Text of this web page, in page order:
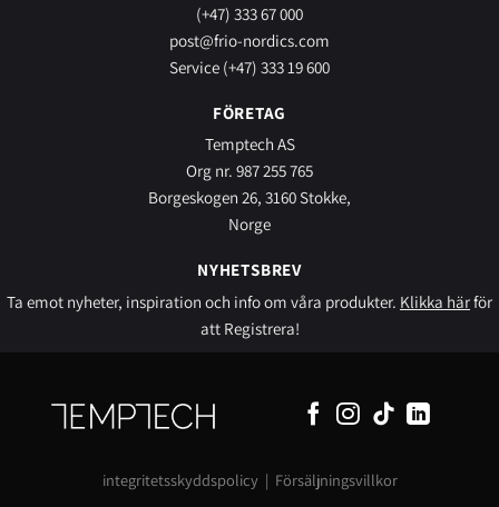
(+47) 333 67 000
post@frio-nordics.com
Service (+47) 333 19 600
FÖRETAG
Temptech AS
Org nr. 987 255 765
Borgeskogen 26, 3160 Stokke,
Norge
NYHETSBREV
Ta emot nyheter, inspiration och info om våra produkter. Klikka härför
att Registrera!
integritetsskyddspolicy| Försäljningsvillkor